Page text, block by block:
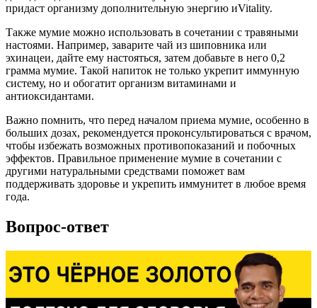
придаст организму дополнительную энергию иVitality.
Также мумие можно использовать в сочетании с травяными
настоями. Например, заварите чай из шиповника или
эхинацеи, дайте ему настояться, затем добавьте в него 0,2
грамма мумие. Такой напиток не только укрепит иммунную
систему, но и обогатит организм витаминами и
антиоксидантами.
Важно помнить, что перед началом приема мумие, особенно в
больших дозах, рекомендуется проконсультироваться с врачом,
чтобы избежать возможных противопоказаний и побочных
эффектов. Правильное применение мумие в сочетании с
другими натуральными средствами поможет вам
поддерживать здоровье и укрепить иммунитет в любое время
года.
Вопрос-ответ